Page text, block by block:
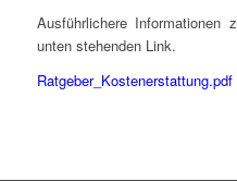
Ausführlichere
unten stehenden Link.
Ratgeber_Kostenerstattung.pdf